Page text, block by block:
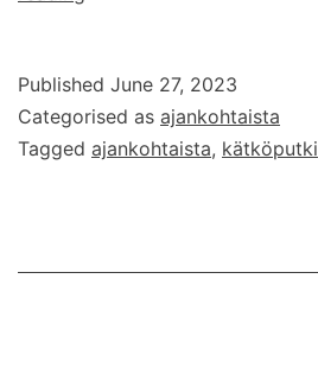
–
heinäkuun
2023
Published June 27, 2023
Categorised as ajankohtaista
Tagged ajankohtaista, kätköputki